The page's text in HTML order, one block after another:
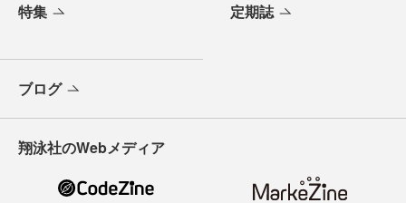
特集 定期誌
ブログ
翔泳社のWebメディア